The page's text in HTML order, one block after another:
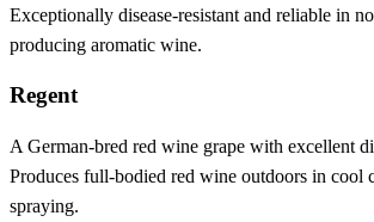
Exceptionally disease-resistant and reliable in
producing aromatic wine.
Regent
A German-bred red wine grape with excellent
Produces full-bodied red wine outdoors in cool
spraying.